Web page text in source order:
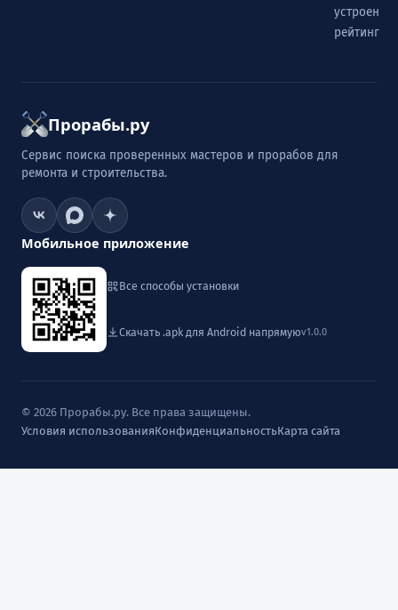
устроен
рейтинг
Прорабы.ру
Сервис поиска проверенных мастеров и прорабов для
ремонта и строительства.
Мобильное приложение
Все способы установки
Скачать .apk для Android напрямуюv1.0.0
© 2026 Прорабы.ру. Все права защищены.
Условия использованияКонфиденциальностьКарта сайта